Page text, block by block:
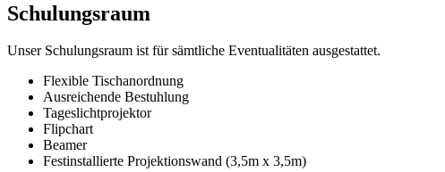
Schulungsraum
Unser Schulungsraum ist für sämtliche Eventualitäten ausgestattet.
Flexible Tischanordnung
Ausreichende Bestuhlung
Tageslichtprojektor
Flipchart
Beamer
Festinstallierte Projektionswand (3,5m x 3,5m)